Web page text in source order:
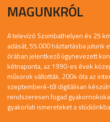
MAGUNKRÓL
A televízó Szombathelyen és 25
adását, 55.000 háztartásba jutunk
órában jelentkező úgynevezett
kétnaponta, az 1990-es évek
műsorok váltották. 2004 óta az
szeptemberé-től digitálisan
rendszeresen fogad
gyakorlati ismereteket a